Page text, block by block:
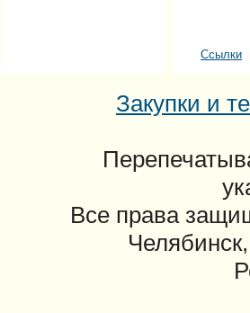
Ссылки
Закупки и
Все права